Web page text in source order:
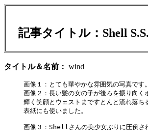
記事タイトル： Shell
タイトル＆名前： wind
画像１：とても華やかな雰囲気の写真です
画像２：長い髪の女の子が後ろを振り向く
輝く笑顔とウェストまですとんと流れ落ち
表紙にも使いました。
画像３：Shellさんの美少女ぶりに圧倒さ